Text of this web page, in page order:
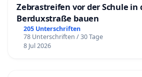
Zebrastreifen vor der Schule in
Berduxstraße bauen
205 Unterschriften
78 Unterschriften / 30 Tage
8 Jul 2026